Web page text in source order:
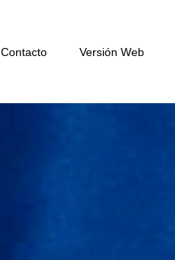
Contacto Versión Web